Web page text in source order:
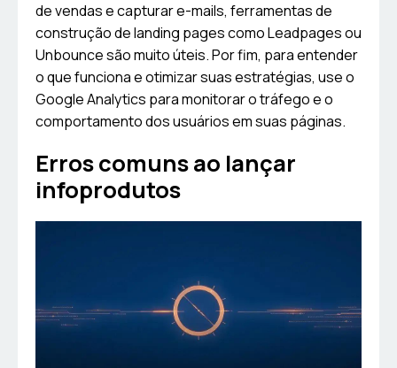
de vendas e capturar e-mails, ferramentas de
construção de landing pages como Leadpages ou
Unbounce são muito úteis. Por fim, para entender
o que funciona e otimizar suas estratégias, use o
Google Analytics para monitorar o tráfego e o
comportamento dos usuários em suas páginas.
Erros comuns ao lançar
infoprodutos